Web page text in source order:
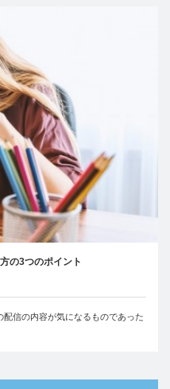
の3つのポイント
配信の内容が気になるものであった